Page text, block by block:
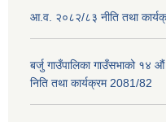
आ.व. २०८२/८३ नीति तथा
बर्जु गाउँपालिका गाउँसभाको १४
निति तथा कार्यक्रम 2081/82